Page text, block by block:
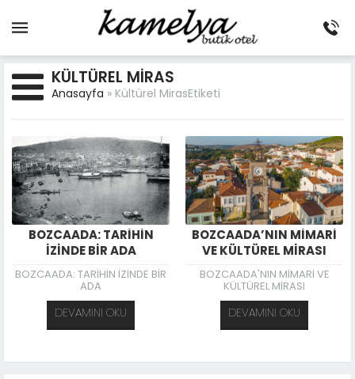
KÜLTÜREL MIRAS
Anasayfa » Kültürel MirasEtiketi
BOZCAADA: TARİHİN
İZİNDE BİR ADA
BOZCAADA: TARİHİN İZİNDE BİR
ADA
DEVAMINI OKU
BOZCAADA’NIN MİMARİ
VE KÜLTÜREL MİRASI
BOZCAADA'NIN MİMARİ VE
KÜLTÜREL MİRASI
DEVAMINI OKU